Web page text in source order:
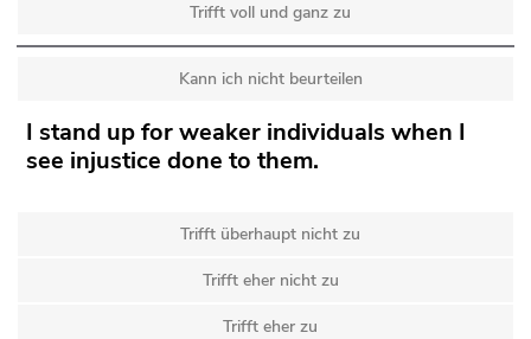
Trifft voll und ganz zu
Kann ich nicht beurteilen
I stand up for weaker individuals when I
see injustice done to them.
Trifft überhaupt nicht zu
Trifft eher nicht zu
Trifft eher zu